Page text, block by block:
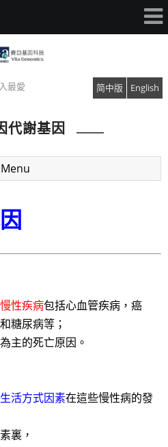
最愛 简中版 English
代謝基因
Menu
慢性疾病包括心血管疾病，癌
糖尿病等；
主的死亡原因。
生活方式因素在這些慢性病的發
裏，